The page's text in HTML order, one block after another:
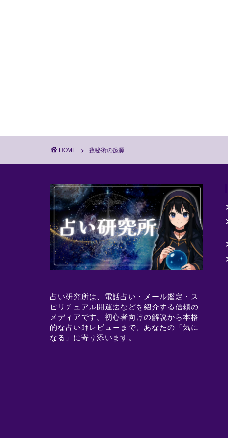
HOME 数秘術の起源
占い研究所は、電話占い・メール鑑定・ス
ピリチュアル開運法などを紹介する信頼の
メディアです。初心者向けの解説から本格
的な占い師レビューまで、あなたの「気に
なる」に寄り添います。